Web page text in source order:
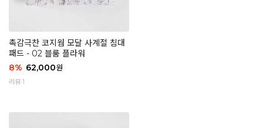
촉감극찬 코지웜 모달 사계절 침대
패드 - 02 블룸 플라워
8% 62,000원
리뷰 1